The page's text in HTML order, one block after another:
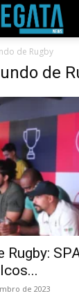
de Rugby
de
de 2023